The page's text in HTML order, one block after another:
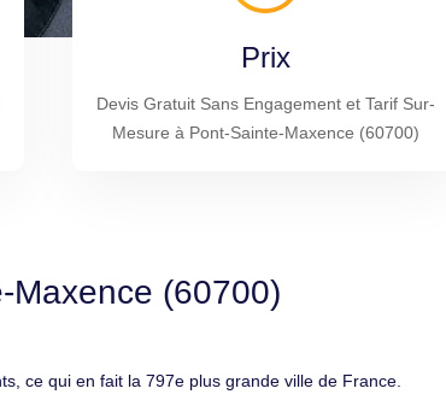
Prix
Devis Gratuit Sans Engagement et Tarif Sur-
Mesure à Pont-Sainte-Maxence (60700)
Maxence (60700)
ce qui en fait la 797e plus grande ville de France.